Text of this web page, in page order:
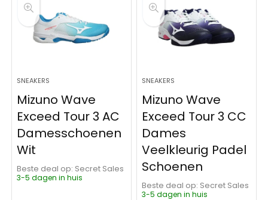
SNEAKERS
Mizuno Wave
Exceed Tour 3 AC
Damesschoenen
Wit
Beste deal op:
Secret Sales
3-5 dagen in huis
SNEAKERS
Mizuno Wave
Exceed Tour 3 CC
Dames
Veelkleurig Padel
Schoenen
Beste deal op:
Secret Sales
3-5 dagen in huis